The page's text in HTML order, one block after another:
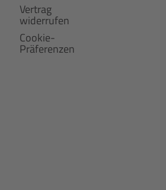
Vertrag
widerrufen
Cookie-
Präferenzen